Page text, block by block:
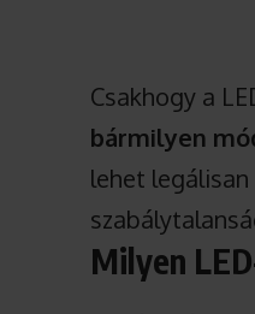
Csakhogy a
bármilyen
lehet
Milyen